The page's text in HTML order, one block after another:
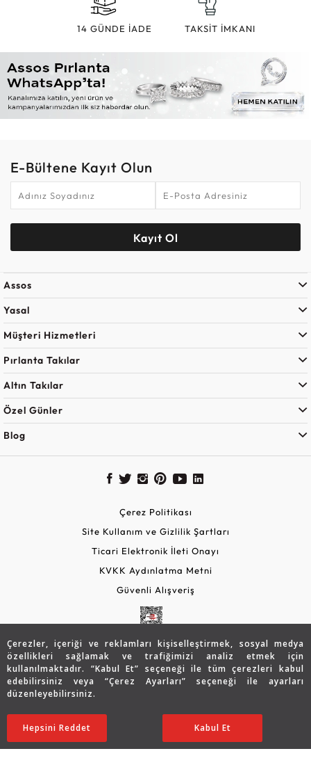
Çerezler, içeriği ve reklamları kişiselleştirmek, sosyal medya
özellikleri sağlamak ve trafiğimizi analiz etmek için
kullanılmaktadır. “Kabul Et” seçeneği ile tüm çerezleri kabul
edebilirsiniz veya “Çerez Ayarları” seçeneği ile ayarları
düzenleyebilirsiniz.
Ayarları Düzenle
Hepsini Reddet Kabul Et
85.907 TL
60.161TL SATIN ALIN
14 GÜNDE İADE TAKSİT İMKANI
E-Bültene Kayıt Olun
Kayıt Ol
Assos
Yasal
Müşteri Hizmetleri
Pırlanta Takılar
Altın Takılar
Özel Günler
Blog
Çerez Politikası
Site Kullanım ve Gizlilik Şartları
Ticari Elektronik İleti Onayı
KVKK Aydınlatma Metni
Güvenli Alışveriş
Copyright © 2026 Assos Pırlanta - Bu sitenin tüm hakları